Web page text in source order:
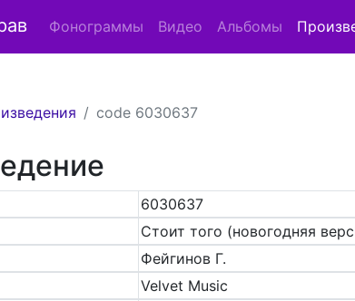
Фонограммы Видео Альбомы
code 6030637
6030637
Стоит того (новогодняя
Фейгинов Г.
Velvet Music